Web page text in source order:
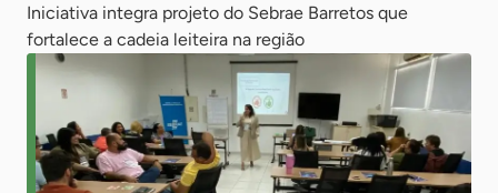
Iniciativa integra projeto do Sebrae Barretos que
fortalece a cadeia leiteira na região